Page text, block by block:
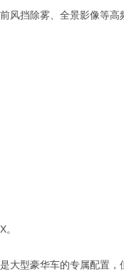
风挡除雾、全景影像等
大型豪华车的专属配置